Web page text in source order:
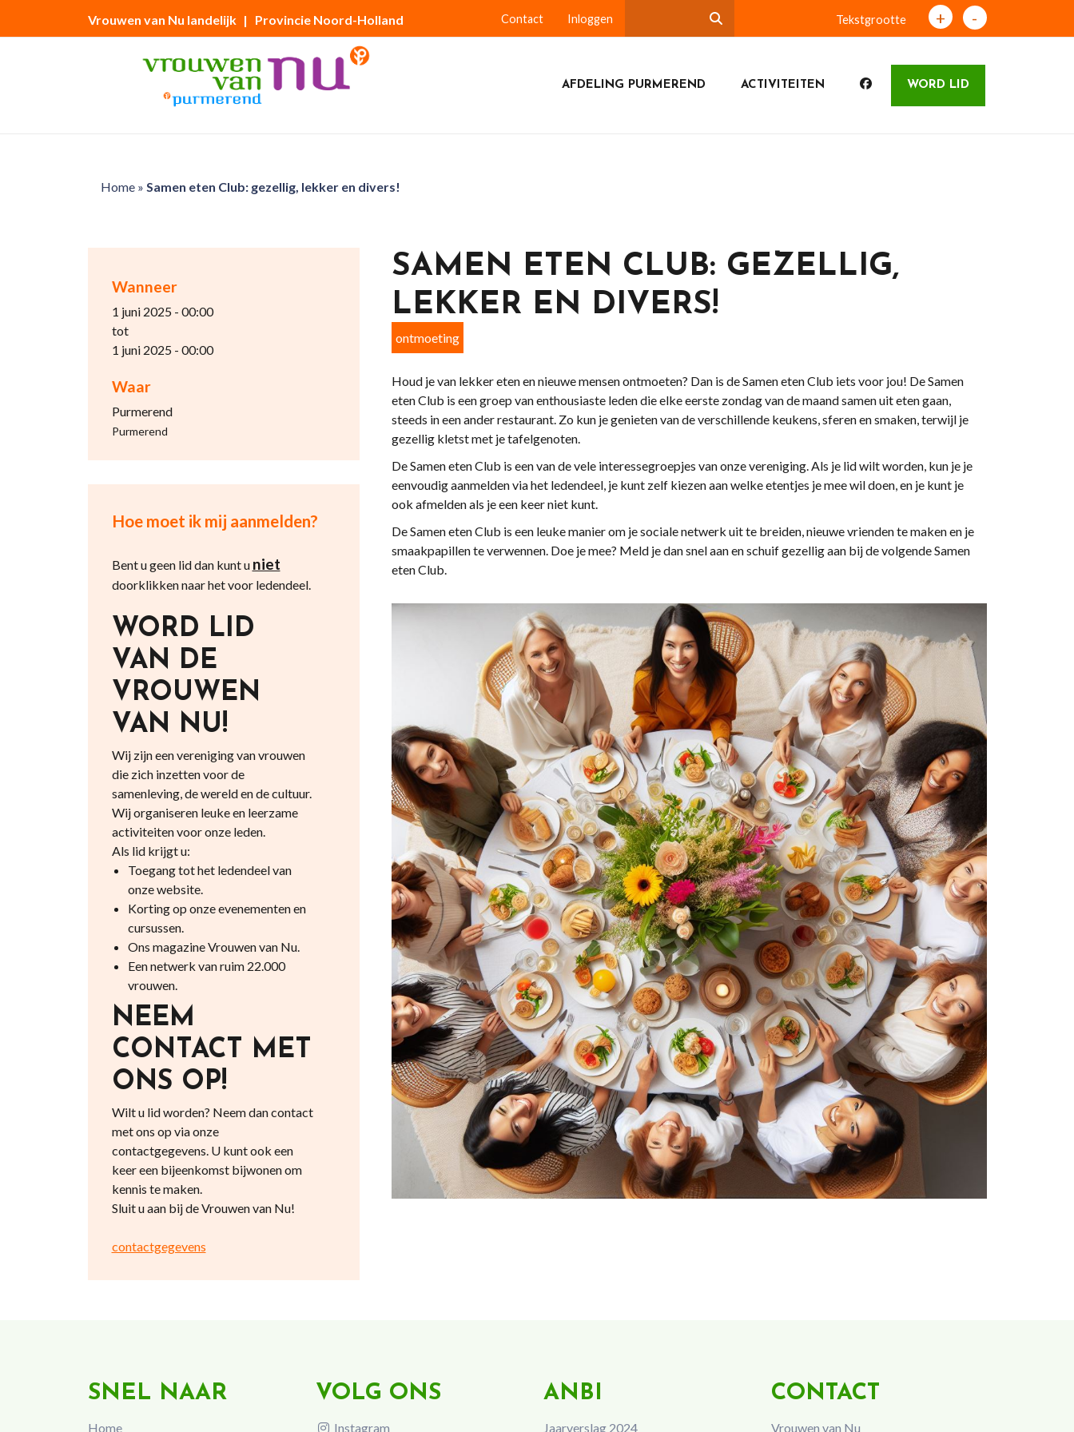
Vrouwen van Nu landelijk | Provincie Noord-Holland Contact Inloggen Tekstgrootte + -
AFDELING PURMEREND ACTIVITEITEN WORD LID
Home» Samen eten Club: gezellig, lekker en divers!
Wanneer
1 juni 2025 - 00:00
tot
1 juni 2025 - 00:00
Waar
Purmerend
Purmerend
Hoe moet ik mij aanmelden?
Bent u geen lid dan kunt u niet
doorklikken naar het voor ledendeel.
WORD LID
VAN DE
VROUWEN
VAN NU!
Wij zijn een vereniging van vrouwen
die zich inzetten voor de
samenleving, de wereld en de cultuur.
Wij organiseren leuke en leerzame
activiteiten voor onze leden.
Als lid krijgt u:
Toegang tot het ledendeel van
onze website.
Korting op onze evenementen en
cursussen.
Ons magazine Vrouwen van Nu.
Een netwerk van ruim 22.000
vrouwen.
NEEM
CONTACT MET
ONS OP!
Wilt u lid worden? Neem dan contact
met ons op via onze
contactgegevens. U kunt ook een
keer een bijeenkomst bijwonen om
kennis te maken.
Sluit u aan bij de Vrouwen van Nu!
contactgegevens
SAMEN ETEN CLUB: GEZELLIG,
LEKKER EN DIVERS!
ontmoeting
Houd je van lekker eten en nieuwe mensen ontmoeten? Dan is de Samen eten Club iets voor jou! De Samen
eten Club is een groep van enthousiaste leden die elke eerste zondag van de maand samen uit eten gaan,
steeds in een ander restaurant. Zo kun je genieten van de verschillende keukens, sferen en smaken, terwijl je
gezellig kletst met je tafelgenoten.
De Samen eten Club is een van de vele interessegroepjes van onze vereniging. Als je lid wilt worden, kun je je
eenvoudig aanmelden via het ledendeel, je kunt zelf kiezen aan welke etentjes je mee wil doen, en je kunt je
ook afmelden als je een keer niet kunt.
De Samen eten Club is een leuke manier om je sociale netwerk uit te breiden, nieuwe vrienden te maken en je
smaakpapillen te verwennen. Doe je mee? Meld je dan snel aan en schuif gezellig aan bij de volgende Samen
eten Club.
SNEL NAAR
Home
VOLG ONS
Instagram
ANBI
Jaarverslag 2024
CONTACT
Vrouwen van Nu